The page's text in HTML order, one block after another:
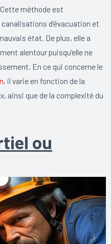
méthode est
d’évacuation et
état. De plus, elle a
alentour puisqu’elle ne
En ce qui concerne le
, il varie en fonction de la
ainsi que de la complexité du
ou